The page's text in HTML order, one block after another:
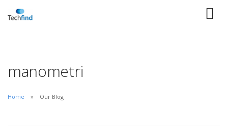
manometri
Home Our Blog